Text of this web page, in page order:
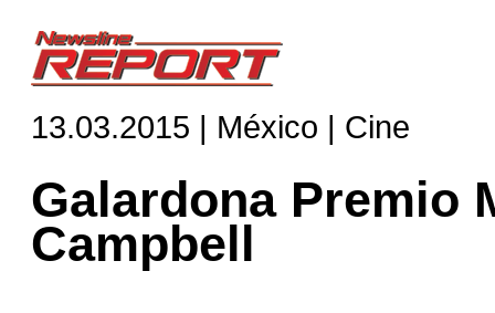
13.03.2015 | México | Cine
Galardona Premio
Campbell